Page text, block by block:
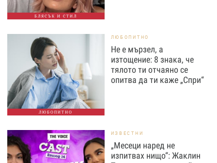
БЛЯСЪК И СТИЛ
ЛЮБОПИТНО
ЛЮБОПИТНО
Не е мързел, а
изтощение: 8 знака, че
тялото ти отчаяно се
опитва да ти каже „Спри“
ИЗВЕСТНИ
„Месеци наред не
изпитвах нищо“: Жаклин